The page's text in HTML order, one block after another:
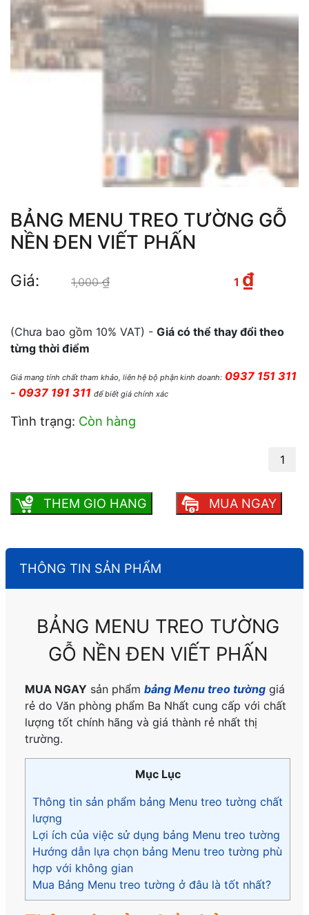
BẢNG MENU TREO TƯỜNG GỖ
NỀN ĐEN VIẾT PHẤN
Giá: 1,000₫ 1 ₫
(Chưa bao gồm 10% VAT) - Giá có thể thay đổi theo
từng thời điểm
Giá mang tính chất tham khảo, liên hệ bộ phận kinh doanh: 0937 151 311
- 0937 191 311 để biết giá chính xác
Tình trạng: Còn hàng
THEM GIO HANG MUA NGAY
THÔNG TIN SẢN PHẨM
BẢNG MENU TREO TƯỜNG
GỖ NỀN ĐEN VIẾT PHẤN
MUA NGAY sản phẩmbảng Menu treo tường giá
rẻ do Văn phòng phẩm Ba Nhất cung cấp với chất
lượng tốt chính hãng và giá thành rẻ nhất thị
trường.
Mục Lục
Thông tin sản phẩm bảng Menu treo tường chất
lượng
Lợi ích của việc sử dụng bảng Menu treo tường
Hướng dẫn lựa chọn bảng Menu treo tường phù
hợp với không gian
Mua Bảng Menu treo tường ở đâu là tốt nhất?